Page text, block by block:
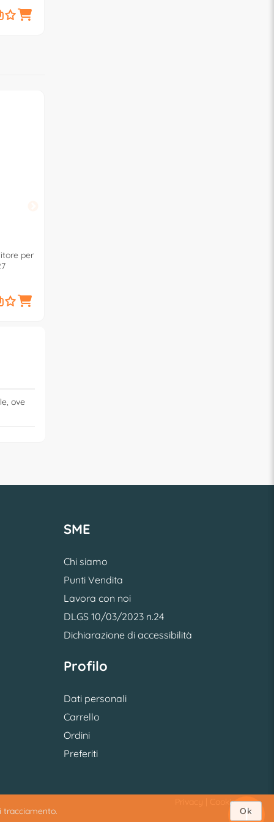
per
ove
tracciamento.
Ok
SME
Chi siamo
Punti Vendita
Lavora con noi
DLGS 10/03/2023 n.24
Dichiarazione di accessibilità
Profilo
Dati personali
Carrello
Ordini
Preferiti
Cookie